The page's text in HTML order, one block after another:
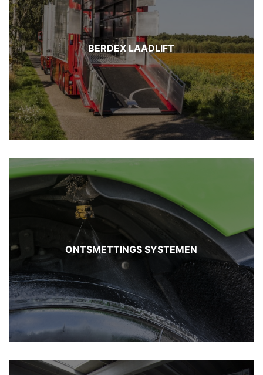
BERDEX LAADLIFT
ONTSMETTINGS SYSTEMEN